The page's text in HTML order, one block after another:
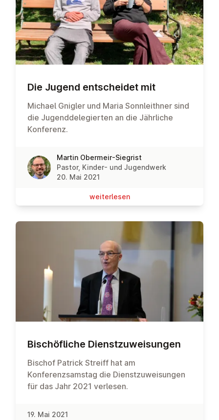
Die Jugend ent­schei­det mit
Michael Gnigler und Maria Sonnleithner sind
die Jugenddelegierten an die Jährliche
Konferenz.
Martin Obermeir-Siegrist
Pastor, Kinder- und Jugendwerk
20. Mai 2021
wei­ter­le­sen
Bi­schöf­li­che Dienst­zu­wei­sun­gen
Bischof Patrick Streiff hat am
Konferenzsamstag die Dienstzuweisungen
für das Jahr 2021 verlesen.
19. Mai 2021